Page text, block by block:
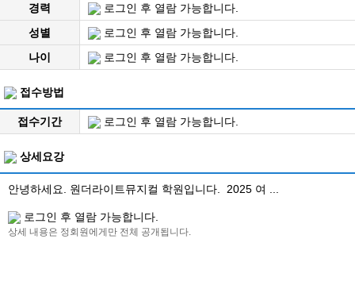
경력
로그인 후 열람 가능합니다.
성별
로그인 후 열람 가능합니다.
나이
로그인 후 열람 가능합니다.
접수방법
접수기간 로그인 후 열람 가능합니다.
상세요강
안녕하세요. 원더라이트뮤지컬 학원입니다. 2025 여 ...
로그인 후 열람 가능합니다.
상세 내용은 정회원에게만 전체 공개됩니다.